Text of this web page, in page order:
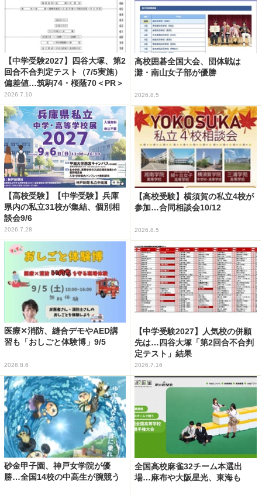
【中学受験2027】四谷大塚、第2
回合不合判定テスト（7/5実施）
偏差値…筑駒74・桜蔭70＜PR＞
2026.7.10
高校囲碁全国大会、団体戦は
灘・南山女子部が優勝
2026.8.5
【高校受験】【中学受験】兵庫
県内の私立31校が集結、個別相
談会9/6
2026.7.28
【高校受験】横須賀の私立4校が
参加…合同相談会10/12
2026.8.5
医療✕消防、縫合デモやAED講
習も「おしごと体験博」9/5
2026.8.6
【中学受験2027】人気校の併願
先は…四谷大塚「第2回合不合判
定テスト」結果
2026.7.16
砂金甲子園、神戸女学院が優
勝…全国14校の中高生が腕競う
全国高校麻雀32チーム本選出
場…麻布や大阪星光、東海も